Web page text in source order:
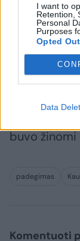
I want to
Retention,
Personal
Purposes
Opted Out
Data
Įtariama,
keršto.
buvo žinomi
padegimas
Komentuoti